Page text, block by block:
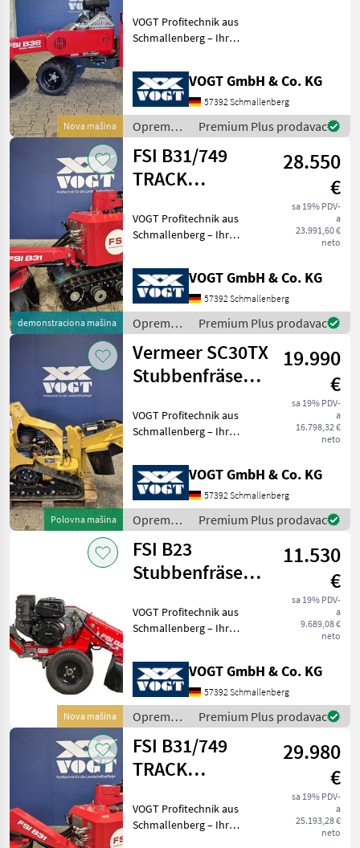
Nova mašina
/Stubbenfräse
VOGT Profitechnik aus
Schmallenberg – Ihr
professionelle
Landschaftspflegetechnik =
Mehrere VOGT-Standorte +
100 Servicepartner in
Deutsch
VOGT GmbH & Co. KG
57392 Schmallenberg
Oprema
za šumu i
obradu
drveta /
FSI
Premium Plus prodavac
demonstraciona mašina
FSI B31/749
TRACK
/Wurzelfräse
28.550
€
sa 19% PDV-
a
23.991,60 €
neto
VOGT Profitechnik aus
Schmallenberg – Ihr
professionelle
Landschaftspflegetechnik =
Mehrere VOGT-Standorte +
100 Servicepartner in
Deutsch
VOGT GmbH & Co. KG
57392 Schmallenberg
Oprema
za šumu i
obradu
drveta /
FSI
Premium Plus prodavac
Polovna mašina
Vermeer SC30TX
Stubbenfräse
/Stockfräse
19.990
€
sa 19% PDV-
a
16.798,32 €
neto
VOGT Profitechnik aus
Schmallenberg – Ihr
professionelle
Landschaftspflegetechnik =
Hohe Qualitätsstandards
und ausgezeichnetes Know-
How s
VOGT GmbH & Co. KG
57392 Schmallenberg
Oprema
za šumu i
obradu
drveta /
Vermeer
Premium Plus prodavac
Nova mašina
FSI B23
Stubbenfräse
/Stockfräse
11.530
€
sa 19% PDV-
a
9.689,08 €
neto
VOGT Profitechnik aus
Schmallenberg – Ihr
professionelle
Landschaftspflegetechnik =
Mehrere VOGT-Standorte +
100 Servicepartner in
Deutsch
VOGT GmbH & Co. KG
57392 Schmallenberg
Oprema
za šumu i
obradu
drveta /
FSI
Premium Plus prodavac
FSI B31/749
TRACK
/Wurzelfräse
29.980
€
sa 19% PDV-
a
25.193,28 €
neto
VOGT Profitechnik aus
Schmallenberg – Ihr